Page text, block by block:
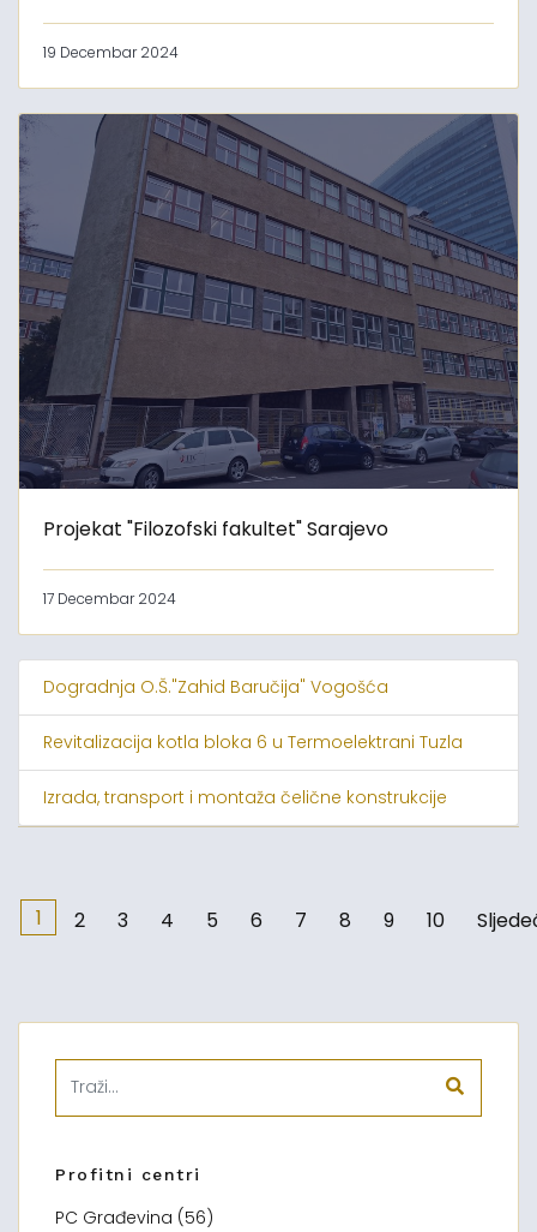
19 Decembar 2024
Projekat "Filozofski fakultet" Sarajevo
17 Decembar 2024
Dogradnja O.Š."Zahid Baručija" Vogošća
Revitalizacija kotla bloka 6 u Termoelektrani Tuzla
Izrada, transport i montaža čelične konstrukcije
1 2 3 4 5 6 7 8 9 10
Profitni centri
PC Građevina (56)